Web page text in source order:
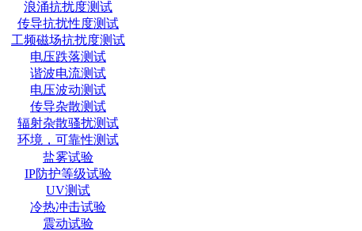
浪涌抗扰度测试
传导抗扰性度测试
工频磁场抗扰度测试
电压跌落测试
谐波电流测试
电压波动测试
传导杂散测试
辐射杂散骚扰测试
环境，可靠性测试
盐雾试验
IP防护等级试验
UV测试
冷热冲击试验
震动试验